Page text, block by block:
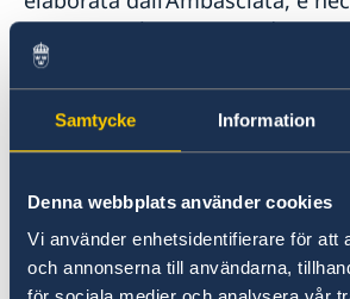
Samtycke Information
Denna webbplats använder cookies
Vi använder enhetsidentifierare för att
och annonserna till användarna,
presentare la seguente
originale:
Passaporto o carta
validità.
card.
Il moduloSKV 7881
- Ansökan och försäkran).